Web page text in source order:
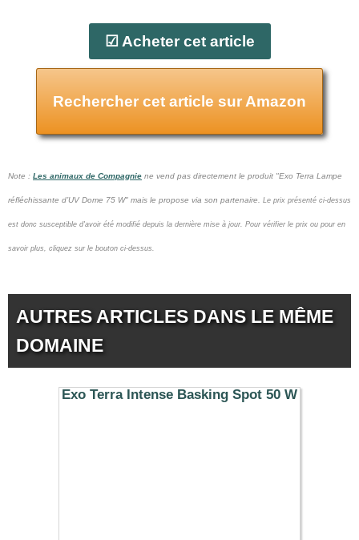
☑ Acheter cet article
Rechercher cet article sur Amazon
Note : Les animaux de Compagnie ne vend pas directement le produit "Exo Terra Lampe
réfléchissante d’UV Dome 75 W" mais le propose via son partenaire. Le prix présenté ci-dessus
est donc susceptible d'avoir été modifié depuis la dernière mise à jour. Pour vérifier le prix ou pour en
savoir plus, cliquez sur le bouton ci-dessus.
AUTRES ARTICLES DANS LE MÊME
DOMAINE
Exo Terra Intense Basking Spot 50 W